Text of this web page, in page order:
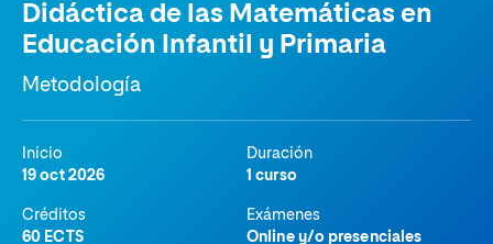
Didáctica de las Matemáticas en
Educación Infantil y Primaria
Metodología
Inicio
19 oct 2026
Duración
1 curso
Créditos
60 ECTS
Exámenes
Online y/o presenciales